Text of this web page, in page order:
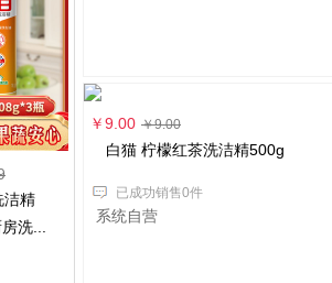
洁精
洗...
￥9.00 ￥9.00
白猫 柠檬红茶洗洁精500g
已成功销售0件
系统自营